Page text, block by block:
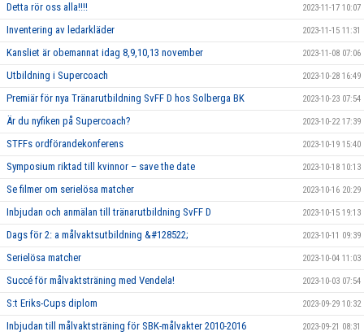
Detta rör oss alla!!!! 2023-11-17 10:07
Inventering av ledarkläder 2023-11-15 11:31
Kansliet är obemannat idag 8,9,10,13 november 2023-11-08 07:06
Utbildning i Supercoach 2023-10-28 16:49
Premiär för nya Tränarutbildning SvFF D hos Solberga BK 2023-10-23 07:54
Är du nyfiken på Supercoach? 2023-10-22 17:39
STFFs ordförandekonferens 2023-10-19 15:40
Symposium riktad till kvinnor – save the date 2023-10-18 10:13
Se filmer om serielösa matcher 2023-10-16 20:29
Inbjudan och anmälan till tränarutbildning SvFF D 2023-10-15 19:13
Dags för 2: a målvaktsutbildning &#128522; 2023-10-11 09:39
Serielösa matcher 2023-10-04 11:03
Succé för målvaktsträning med Vendela! 2023-10-03 07:54
S:t Eriks-Cups diplom 2023-09-29 10:32
Inbjudan till målvaktsträning för SBK-målvakter 2010-2016 2023-09-21 08:31